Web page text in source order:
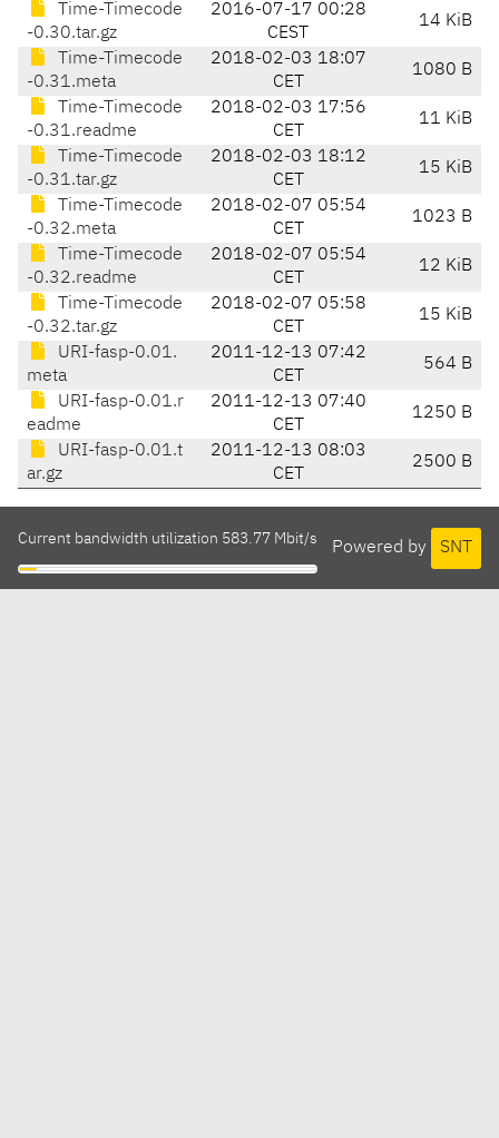
Time-Timecode
-0.30.tar.gz
2016-07-17 00:28
CEST
14 KiB
Time-Timecode
-0.31.meta
2018-02-03 18:07
CET
1080 B
Time-Timecode
-0.31.readme
2018-02-03 17:56
CET
11 KiB
Time-Timecode
-0.31.tar.gz
2018-02-03 18:12
CET
15 KiB
Time-Timecode
-0.32.meta
2018-02-07 05:54
CET
1023 B
Time-Timecode
-0.32.readme
2018-02-07 05:54
CET
12 KiB
Time-Timecode
-0.32.tar.gz
2018-02-07 05:58
CET
15 KiB
URI-fasp-0.01.
meta
2011-12-13 07:42
CET
564 B
URI-fasp-0.01.r
eadme
2011-12-13 07:40
CET
1250 B
URI-fasp-0.01.t
ar.gz
2011-12-13 08:03
CET
2500 B
Powered by SNT
Current bandwidth utilization 583.77 Mbit/s